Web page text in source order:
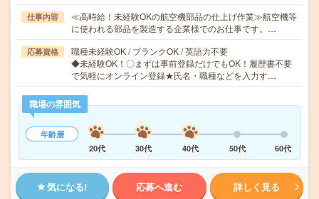
仕事内容
≪高時給！未経験OKの航空機部品の仕上げ作業≫航空機等
に使われる部品を製造する企業様でのお仕事です。…
応募資格
職種未経験OK / ブランクOK / 英語力不要
◆未経験OK！〇まずは事前登録だけでもOK！履歴書不要
で気軽にオンライン登録★氏名・職種などを入力す…
職場の雰囲気
年齢層
20代
30代 40代 50代 60代
気になる! 応募へ進む 詳しく見る